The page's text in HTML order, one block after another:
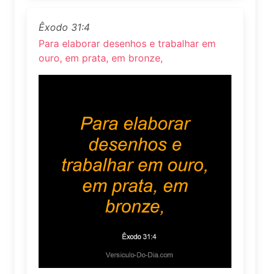
Êxodo 31:4
Para elaborar desenhos e trabalhar em
ouro, em prata, em bronze,